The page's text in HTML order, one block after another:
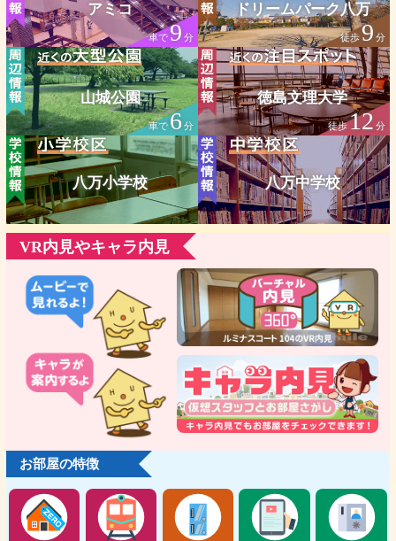
アミコ
車で9分
ドリームパーク八万
徒歩9 分
山城公園
車で6分
徳島文理大学
徒歩12 分
八万小学校 八万中学校
VR内見やキャラ内見
お部屋の特徴